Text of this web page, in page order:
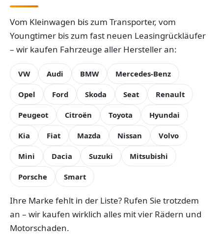
Vom Kleinwagen bis zum Transporter, vom
Youngtimer bis zum fast neuen Leasingrückläufer
– wir kaufen Fahrzeuge aller Hersteller an:
VW Audi BMW Mercedes-Benz
Opel Ford Skoda Seat Renault
Peugeot Citroën Toyota Hyundai
Kia Fiat Mazda Nissan Volvo
Mini Dacia Suzuki Mitsubishi
Porsche Smart
Ihre Marke fehlt in der Liste? Rufen Sie trotzdem
an – wir kaufen wirklich alles mit vier Rädern und
Motorschaden.